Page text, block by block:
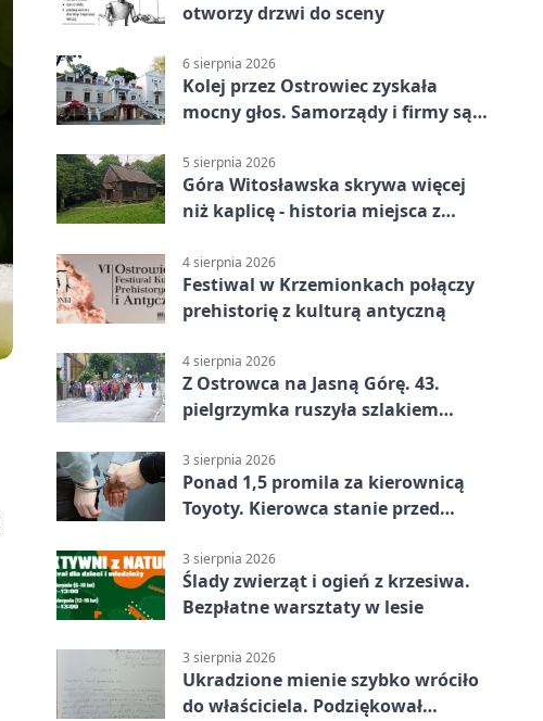
otworzy drzwi do sceny
6 sierpnia 2026
Kolej przez Ostrowiec zyskała
mocny głos. Samorządy i firmy są
5 sierpnia 2026
Góra Witosławska skrywa więcej
niż kaplicę - historia miejsca z
4 sierpnia 2026
Festiwal w Krzemionkach połączy
prehistorię z kulturą antyczną
4 sierpnia 2026
Z Ostrowca na Jasną Górę. 43.
pielgrzymka ruszyła szlakiem
3 sierpnia 2026
Ponad 1,5 promila za kierownicą
Toyoty. Kierowca stanie przed
3 sierpnia 2026
Ślady zwierząt i ogień z krzesiwa.
Bezpłatne warsztaty w lesie
3 sierpnia 2026
Ukradzione mienie szybko wróciło
do właściciela. Podziękował